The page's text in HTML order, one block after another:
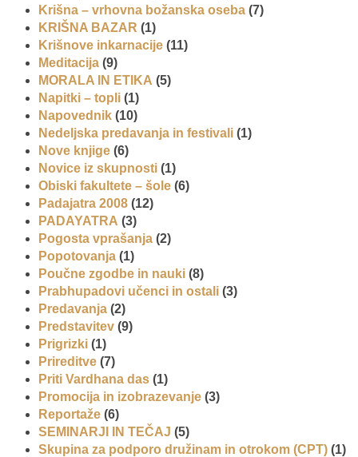
Krišna – vrhovna božanska oseba (7)
KRIŠNA BAZAR (1)
Krišnove inkarnacije (11)
Meditacija (9)
MORALA IN ETIKA (5)
Napitki – topli (1)
Napovednik (10)
Nedeljska predavanja in festivali (1)
Nove knjige (6)
Novice iz skupnosti (1)
Obiski fakultete – šole (6)
Padajatra 2008 (12)
PADAYATRA (3)
Pogosta vprašanja (2)
Popotovanja (1)
Poučne zgodbe in nauki (8)
Prabhupadovi učenci in ostali (3)
Predavanja (2)
Predstavitev (9)
Prigrizki (1)
Prireditve (7)
Priti Vardhana das (1)
Promocija in izobrazevanje (3)
Reportaže (6)
SEMINARJI IN TEČAJ (5)
Skupina za podporo družinam in otrokom (CPT) (1)